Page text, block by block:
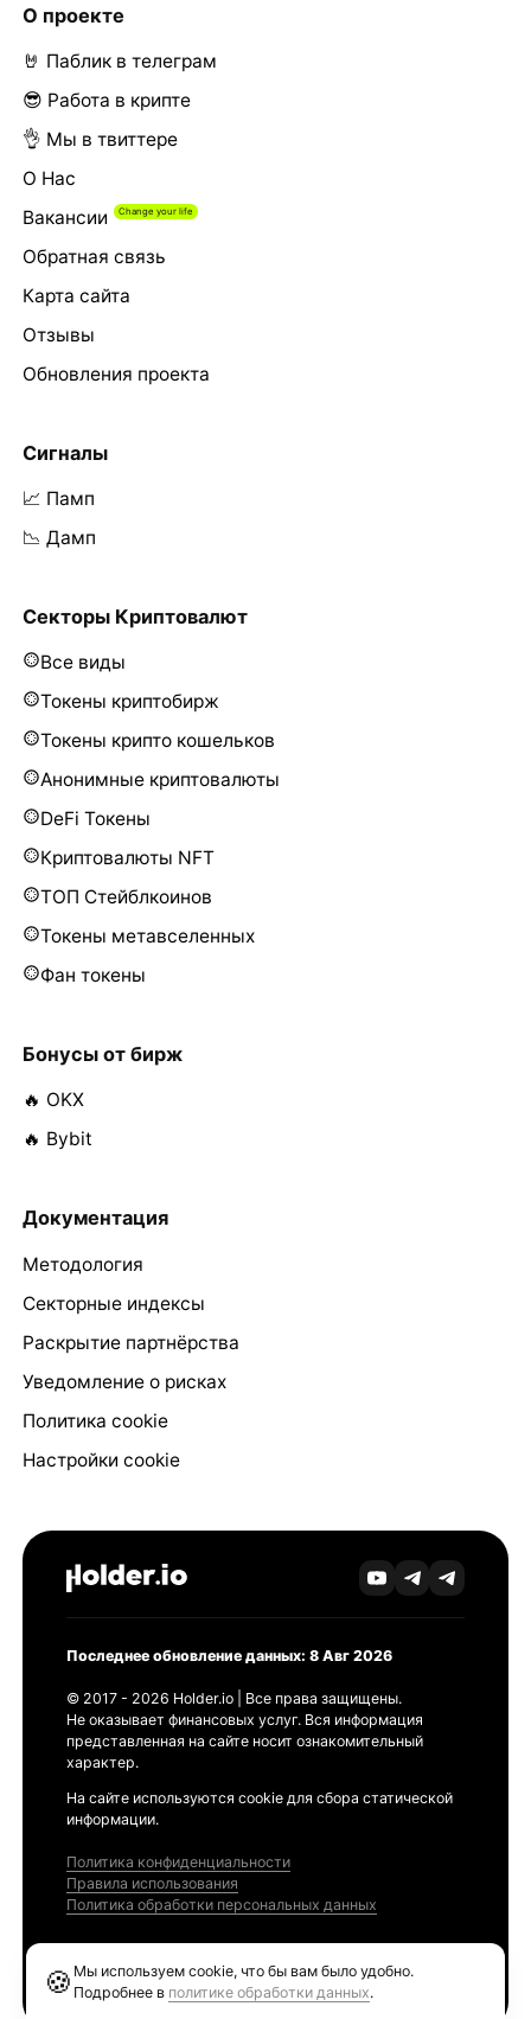
О проекте
🤘 Паблик в телеграм
😎 Работа в крипте
👌 Мы в твиттере
О Нас
Вакансии
Обратная связь
Карта сайта
Отзывы
Обновления проекта
Сигналы
📈 Памп
📉 Дамп
Секторы Криптовалют
Все виды
Токены криптобирж
Токены крипто кошельков
Анонимные криптовалюты
DeFi Токены
Криптовалюты NFT
ТОП Стейблкоинов
Токены метавселенных
Фан токены
Бонусы от бирж
🔥 OKX
🔥 Bybit
Документация
Методология
Секторные индексы
Раскрытие партнёрства
Уведомление о рисках
Политика cookie
Настройки cookie
Последнее обновление данных: 8 Авг 2026
© 2017 - 2026 Holder.io | Все права защищены.
Не оказывает финансовых услуг. Вся информация
представленная на сайте носит ознакомительный
характер.
На сайте используются cookie для сбора статической
информации.
Политика конфиденциальности
Правила использования
Политика обработки персональных данных
🍪 Мы используем cookie, что бы вам было удобно.
Подробнее в политике обработки данных.
Ethereum GAS Tracker